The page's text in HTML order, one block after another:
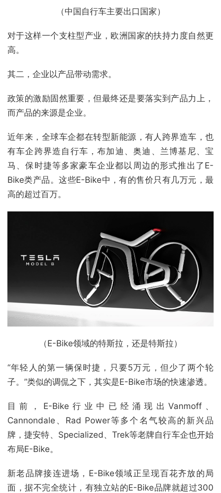
（中国自行车主要出口国家）
对于这样一个支柱型产业，欧洲国家的扶持力度自然更
高。
其二，企业以产品带动需求。
政策的激励固然重要，但最终还是要落实到产品力上，
而产品的来源是企业。
近年来，全球车企都在转型新能源，有人跨界造车，也
有车企跨界造自行车，布加迪、奥迪、兰博基尼、宝
马、保时捷等多家豪车企业都以周边的形式推出了E-
Bike类产品。这些E-Bike中，有的售价只有几万元，最
高的超过百万。
（E-Bike领域的特斯拉，还是特斯拉）
“年轻人的第一辆保时捷，只要5万元，但少了两个轮
子。”类似的调侃之下，其实是E-Bike市场的快速渗透。
目前，E-Bike行业中已经涌现出Vanmoff、
Cannondale、Rad Power等多个名气较高的新兴品
牌，捷安特、Specialized、Trek等老牌自行车企也开始
布局E-Bike。
新老品牌接连进场，E-Bike领域正呈现百花齐放的局
面，据不完全统计，有独立站的E-Bike品牌就超过300